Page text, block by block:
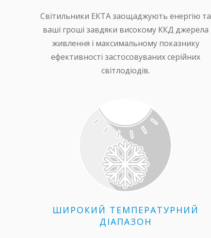
Світильники ЕКТА заощаджують енергію та
ваші гроші завдяки високому ККД джерела
живлення і максимальному показнику
ефективності застосовуваних серійних
світлодіодів.
ШИРОКИЙ ТЕМПЕРАТУРНИЙ
ДІАПАЗОН